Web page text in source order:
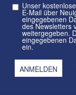
Unser kostenloser
E-Mail über Neuigkeiten rund um euren
eingegebenen Daten werden
des Newsletters verwendet
weitergegeben.
eingegebenen Daten
ein.